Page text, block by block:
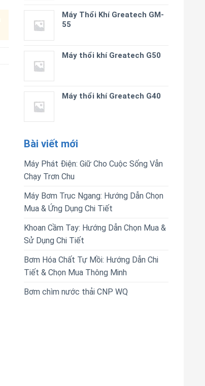
Máy Thổi Khí Greatech GM-
55
Máy thổi khí Greatech G50
Máy thổi khí Greatech G40
Bài viết mới
Máy Phát Điện: Giữ Cho Cuộc Sống Vẫn
Chạy Trơn Chu
Máy Bơm Trục Ngang: Hướng Dẫn Chọn
Mua & Ứng Dụng Chi Tiết
Khoan Cầm Tay: Hướng Dẫn Chọn Mua &
Sử Dụng Chi Tiết
Bơm Hóa Chất Tự Mồi: Hướng Dẫn Chi
Tiết & Chọn Mua Thông Minh
Bơm chìm nước thải CNP WQ